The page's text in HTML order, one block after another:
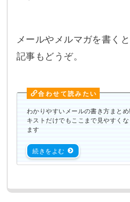
メールやメルマガを書く
記事もどうぞ。
わかりやすいメールの書き方まとめ
キストだけでもここまで見やすくな
ます